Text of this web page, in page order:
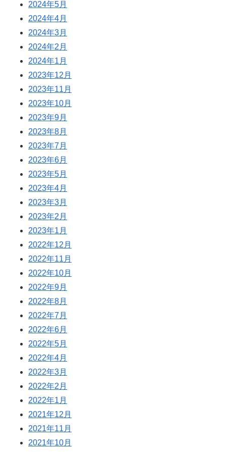
2024年5月
2024年4月
2024年3月
2024年2月
2024年1月
2023年12月
2023年11月
2023年10月
2023年9月
2023年8月
2023年7月
2023年6月
2023年5月
2023年4月
2023年3月
2023年2月
2023年1月
2022年12月
2022年11月
2022年10月
2022年9月
2022年8月
2022年7月
2022年6月
2022年5月
2022年4月
2022年3月
2022年2月
2022年1月
2021年12月
2021年11月
2021年10月